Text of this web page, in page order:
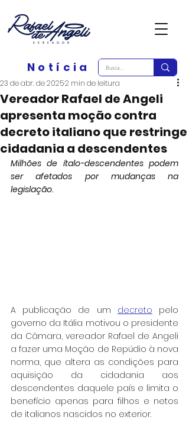
Notícia
Vereador Rafael de Angeli
apresenta moção contra
decreto italiano que restringe
cidadania a descendentes
23 de abr. de 20252 min de leitura
Milhões de ítalo-descendentes podem
ser afetados por mudanças na
legislação.
A publicação de um decreto pelo
governo da Itália motivou o presidente
da Câmara, vereador Rafael de Angeli
a fazer uma Moção de Repúdio à nova
norma, que altera as condições para
aquisição da cidadania aos
descendentes daquele país e limita o
benefício apenas para filhos e netos
de italianos nascidos no exterior.